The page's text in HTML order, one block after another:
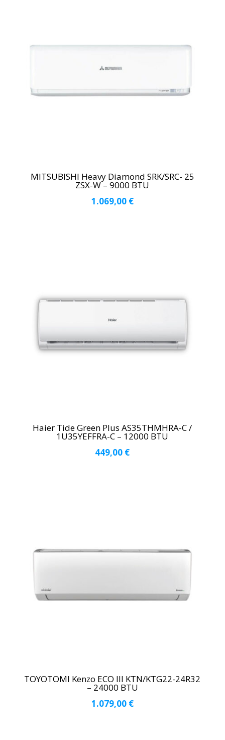
MITSUBISHI Heavy Diamond SRK/SRC- 25
ZSX-W – 9000 BTU
1.069,00 €
Haier Tide Green Plus AS35THMHRA-C /
1U35YEFFRA-C – 12000 BTU
449,00 €
TOYOTOMI Kenzo ECO III KTN/KTG22-24R32
– 24000 BTU
1.079,00 €